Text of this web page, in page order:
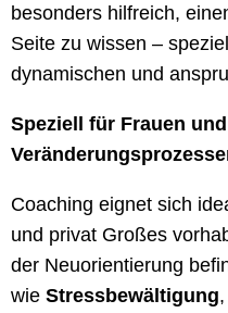
besonders hilfreich,
Seite zu wissen –
dynamischen und
Speziell für Frauen
Coaching eignet sich
und privat Großes
der Neuorientierung
wie Stressbewältigung